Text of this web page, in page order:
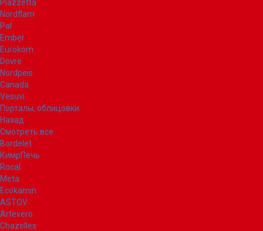
Piazzetta
Nordflam
Pal
Ember
Eurokom
Dovre
Nordpeis
Canada
Vesuvi
Порталы, облицовки
Назад
Смотреть все
Bordelet
КимрПечь
Rocal
Meta
Ecokamin
ASTOV
Artevero
Chazelles